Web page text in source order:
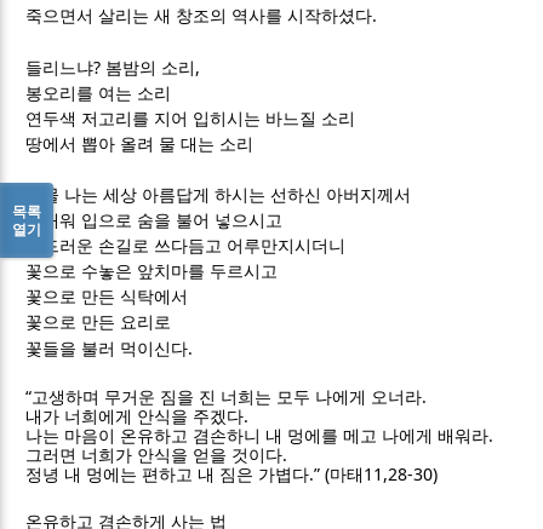
죽으면서 살리는 새 창조의 역사를 시작하셨다.
들리느냐? 봄밤의 소리 ,
봉오리를 여는 소리
연두색 저고리를 지어 입히시는 바느질 소리
땅에서 뽑아 올려 물 대는 소리
눈물 나는 세상 아름답게 하시는 선하신 아버지께서
밤새워 입으로 숨을 불어 넣으시고
부드러운 손길로 쓰다듬고 어루만지시더니
꽃으로 수놓은 앞치마를 두르시고
꽃으로 만든 식탁에서
꽃으로 만든 요리로
꽃들을 불러 먹이신다.
“고생하며 무거운 짐을 진 너희는 모두 나에게 오너라.
내가 너희에게 안식을 주겠다.
나는 마음이 온유하고 겸손하니 내 멍에를 메고 나에게 배워라.
그러면 너희가 안식을 얻을 것이다.
정녕 내 멍에는 편하고 내 짐은 가볍다.” (마태 11,28-30)
온유하고 겸손하게 사는 법
목록
열기